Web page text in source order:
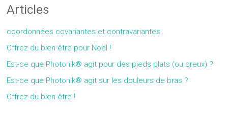
Articles
coordonnées covariantes et contravariantes
Offrez du bien être pour Noël !
Est-ce que Photonik® agit pour des pieds plats (ou creux) ?
Est-ce que Photonik® agit sur les douleurs de bras ?
Offrez du bien-être !